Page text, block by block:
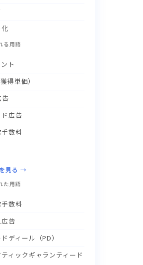
る用語
ト
得単価）
告
広告
数料
見る →
た用語
数料
告
ディール（PD）
ィックギャランティード